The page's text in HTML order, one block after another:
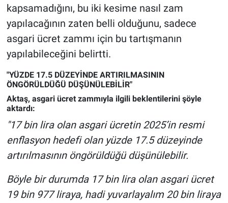
kapsamadığını, bu iki kesime nasıl zam
yapılacağının zaten belli olduğunu, sadece
asgari ücret zammı için bu tartışmanın
yapılabileceğini belirtti.
"YÜZDE 17.5 DÜZEYİNDE ARTIRILMASININ
ÖNGÖRÜLDÜĞÜ DÜŞÜNÜLEBİLİR"
Aktaş, asgari ücret zammıyla ilgili beklentilerini şöyle
aktardı:
"17 bin lira olan asgari ücretin 2025’in resmi
enflasyon hedefi olan yüzde 17.5 düzeyinde
artırılmasının öngörüldüğü düşünülebilir.
Böyle bir durumda 17 bin lira olan asgari ücret
19 bin 977 liraya, hadi yuvarlayalım 20 bin liraya
Ne demişti
Nedir
Programlar
Spor
Türkiye'nin Geleceği